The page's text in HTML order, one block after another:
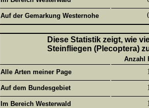
Auf der Gemarkung Westernohe
Diese Statistik zeigt, wie
Steinfliegen (Plecoptera)
Anzahl
Alle Arten meiner Page
1
Auf dem Bundesgebiet 1
Im Bereich Westerwald 1